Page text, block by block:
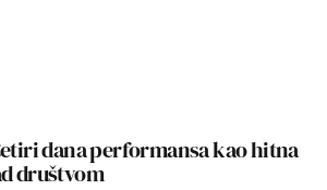
dana performansa kao hitna
društvom